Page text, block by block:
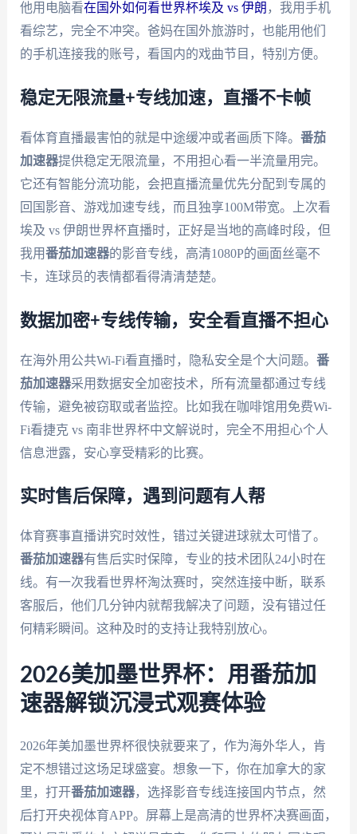
他用电脑看在国外如何看世界杯埃及 vs 伊朗 ，我用手机
看综艺，完全不冲突。爸妈在国外旅游时，也能用他们
的手机连接我的账号，看国内的戏曲节目，特别方便。
稳定无限流量+专线加速，直播不卡帧
看体育直播最害怕的就是中途缓冲或者画质下降。 番茄
加速器提供稳定无限流量，不用担心看一半流量用完。
它还有智能分流功能，会把直播流量优先分配到专属的
回国影音、游戏加速专线，而且独享100M带宽。上次看
埃及 vs 伊朗世界杯直播时，正好是当地的高峰时段，但
我用番茄加速器的影音专线，高清1080P的画面丝毫不
卡，连球员的表情都看得清清楚楚。
数据加密+专线传输，安全看直播不担心
在海外用公共Wi-Fi看直播时，隐私安全是个大问题。 番
茄加速器采用数据安全加密技术，所有流量都通过专线
传输，避免被窃取或者监控。比如我在咖啡馆用免费Wi-
Fi看捷克 vs 南非世界杯中文解说时，完全不用担心个人
信息泄露，安心享受精彩的比赛。
实时售后保障，遇到问题有人帮
体育赛事直播讲究时效性，错过关键进球就太可惜了。
番茄加速器有售后实时保障，专业的技术团队24小时在
线。有一次我看世界杯淘汰赛时，突然连接中断，联系
客服后，他们几分钟内就帮我解决了问题，没有错过任
何精彩瞬间。这种及时的支持让我特别放心。
2026美加墨世界杯：用番茄加
速器解锁沉浸式观赛体验
2026年美加墨世界杯很快就要来了，作为海外华人，肯
定不想错过这场足球盛宴。想象一下，你在加拿大的家
里，打开番茄加速器，选择影音专线连接国内节点，然
后打开央视体育APP。屏幕上是高清的世界杯决赛画面，